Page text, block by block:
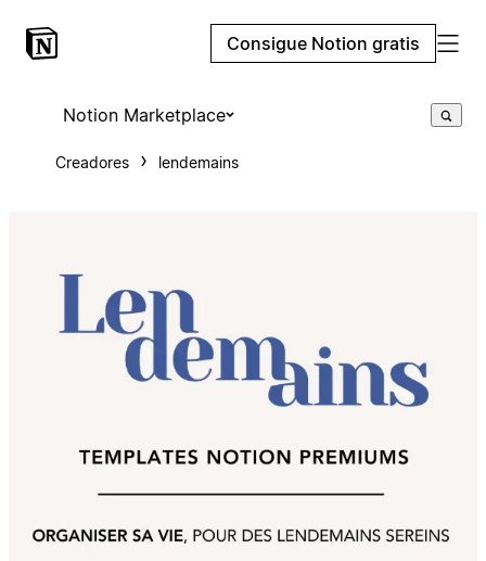
Consigue Notion gratis
Notion Marketplace
Creadores lendemains